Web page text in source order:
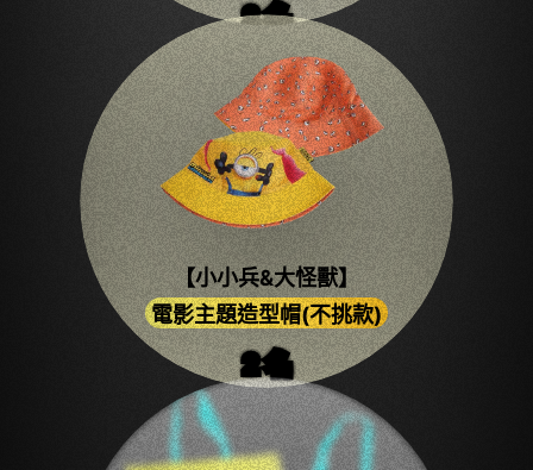
2名
【小小兵&大怪獸】
電影主題造型帽(不挑款)
2名